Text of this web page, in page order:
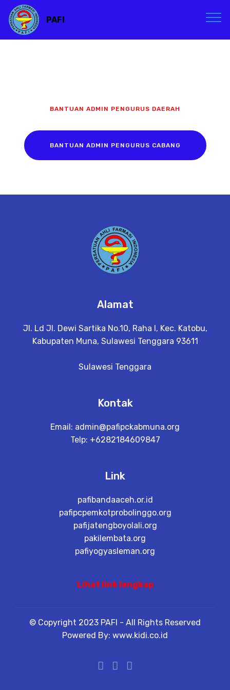
PAFI
BANTUAN ADMIN PENGURUS DAERAH
BANTUAN ADMIN PENGURUS CABANG
Alamat
Jl. Ld Jl. Dewi Sartika No.10, Raha I, Kec. Katobu,
Kabupaten Muna, Sulawesi Tenggara 93611
Sulawesi Tenggara
Kontak
Email: admin@pafipckabmuna.org
Telp: +6282184609847
Link
pafibandaaceh.or.id
pafipcpemkotprobolinggo.org
pafijatengboyolali.org
pakilembata.org
pafiyogyasleman.org
Lihat link lengkap
© Copyright 2023 PAFI - All Rights Reserved
Powered By: www.kidi.co.id